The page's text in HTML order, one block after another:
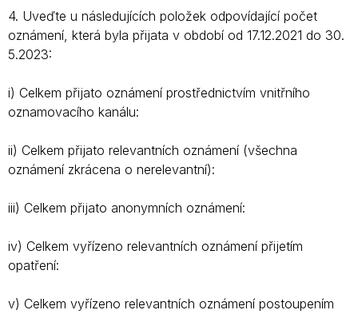
4. Uveďte u následujících položek odpovídající počet
oznámení, která byla přijata v období od 17.12.2021 do 30.
5.2023:
i) Celkem přijato oznámení prostřednictvím vnitřního
oznamovacího kanálu:
ii) Celkem přijato relevantních oznámení (všechna
oznámení zkrácena o nerelevantní):
iii) Celkem přijato anonymních oznámení:
iv) Celkem vyřízeno relevantních oznámení přijetím
opatření:
v) Celkem vyřízeno relevantních oznámení postoupením